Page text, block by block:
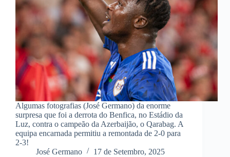
Algumas fotografias (José Germano) da enorme
surpresa que foi a derrota do Benfica, no Estádio da
Luz, contra o campeão da Azerbaijão, o Qarabag. A
equipa encarnada permitiu a remontada de 2-0 para
2-3!
José Germano
17 de Setembro, 2025